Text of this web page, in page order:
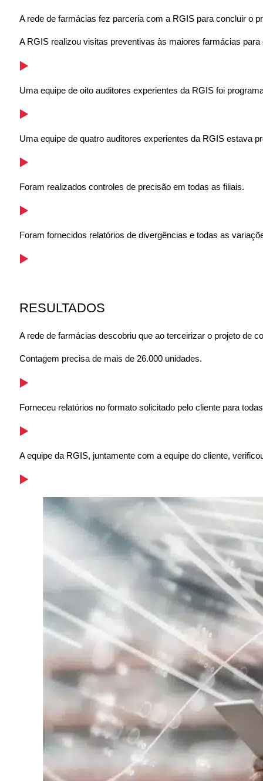
A rede de farmácias fez parceria com a RGIS para concluir o
A RGIS realizou visitas preventivas às maiores farmácias
Uma equipe de oito auditores experientes da RGIS foi
Uma equipe de quatro auditores experientes da RGIS estava
Foram realizados controles de precisão em todas as filiais.
Foram fornecidos relatórios de divergências e todas as
RESULTADOS
A rede de farmácias descobriu que ao terceirizar o projeto de
Contagem precisa de mais de 26.000 unidades.
Forneceu relatórios no formato solicitado pelo cliente para
A equipe da RGIS, juntamente com a equipe do cliente,